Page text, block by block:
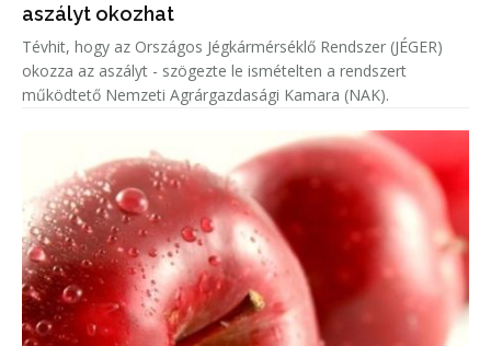
aszályt okozhat
Tévhit, hogy az Országos Jégkármérséklő Rendszer (JÉGER)
okozza az aszályt - szögezte le ismételten a rendszert
működtető Nemzeti Agrárgazdasági Kamara (NAK).